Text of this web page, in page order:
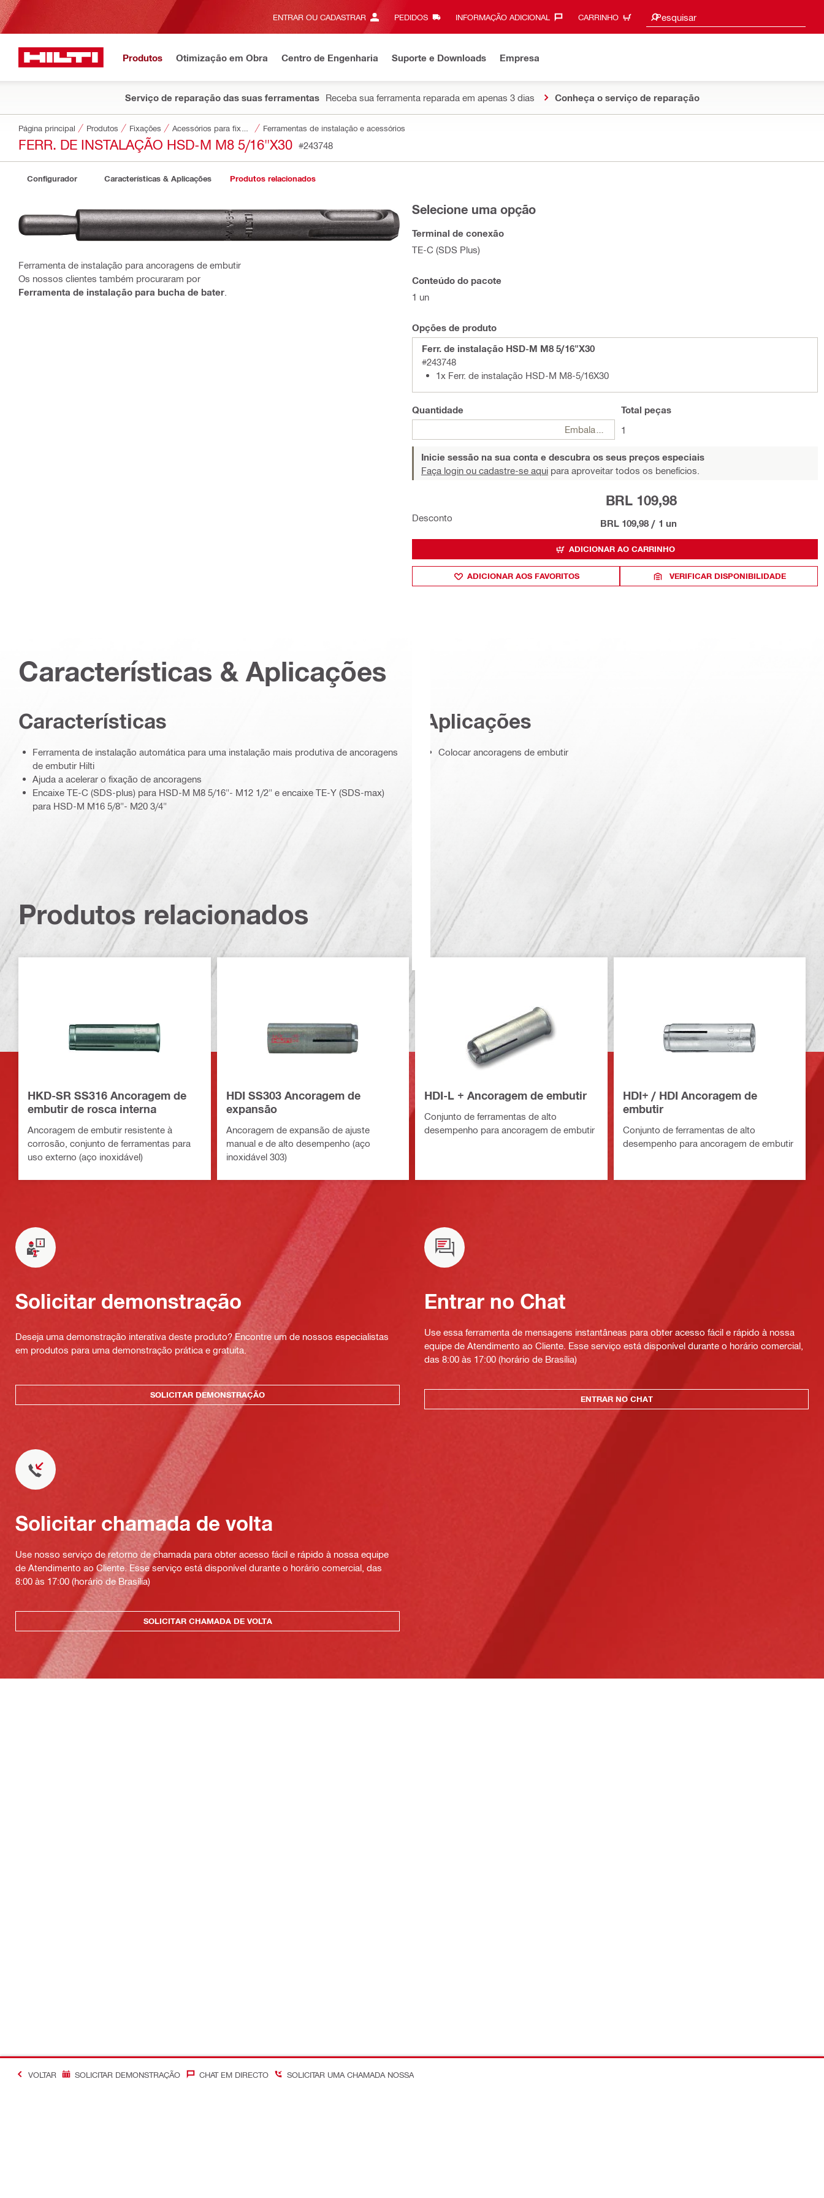
ENTRAR OU CADASTRAR PEDIDOS INFORMAÇÃO ADICIONAL‎ CARRINHO Pesquisar
Sugestões de pesquisa
Produtos Otimização em Obra Centro de Engenharia Suporte e Downloads Empresa
Serviço de reparação das suas ferramentas Receba sua ferramenta reparada em apenas 3 dias Conheça o serviço de reparação
Página principal Produtos Fixações Ferramentas de instalação e acessórios
FERR. DE INSTALAÇÃO HSD-M M8 5/16"X30 #243748
Configurador Características & Aplicações Produtos relacionados
Ferramenta de instalação para ancoragens de embutir
Os nossos clientes também procuraram por
Ferramenta de instalação para bucha de bater
Selecione uma opção
Terminal de conexão
TE-C (SDS Plus)
Conteúdo do pacote
1 un
Opções de produto
Ferr. de instalação HSD-M M8 5/16"X30
#243748
1x Ferr. de instalação HSD-M M8-5/16X30
Quantidade
Total peças
1
Inicie sessão na sua conta e descubra os seus preços especiais
Faça login ou cadastre-se aqui para aproveitar todos os benefícios.
Desconto
BRL 109,98
BRL 109,98 / 1 un
ADICIONAR AO CARRINHO
ADICIONAR AOS FAVORITOS VERIFICAR DISPONIBILIDADE
Características & Aplicações
Características
Ferramenta de instalação automática para uma instalação mais produtiva de ancoragens
de embutir Hilti
Ajuda a acelerar o fixação de ancoragens
Encaixe TE-C (SDS-plus) para HSD-M M8 5/16"- M12 1/2" e encaixe TE-Y (SDS-max)
para HSD-M M16 5/8"- M20 3/4"
Aplicações
Colocar ancoragens de embutir
Produtos relacionados
HKD-SR SS316 Ancoragem de
embutir de rosca interna
Ancoragem de embutir resistente à
corrosão, conjunto de ferramentas para
uso externo (aço inoxidável)
HDI SS303 Ancoragem de
expansão
Ancoragem de expansão de ajuste
manual e de alto desempenho (aço
inoxidável 303)
HDI-L + Ancoragem de embutir
Conjunto de ferramentas de alto
desempenho para ancoragem de embutir
HDI+ / HDI Ancoragem de
embutir
Conjunto de ferramentas de alto
desempenho para ancoragem de embutir
Solicitar demonstração
Deseja uma demonstração interativa deste produto? Encontre um de nossos especialistas
em produtos para uma demonstração prática e gratuita.
SOLICITAR DEMONSTRAÇÃO
Entrar no Chat
Use essa ferramenta de mensagens instantâneas para obter acesso fácil e rápido à nossa
equipe de Atendimento ao Cliente. Esse serviço está disponível durante o horário comercial,
das 8:00 às 17:00 (horário de Brasília)
ENTRAR NO CHAT
Solicitar chamada de volta
Use nosso serviço de retorno de chamada para obter acesso fácil e rápido à nossa equipe
de Atendimento ao Cliente. Esse serviço está disponível durante o horário comercial, das
8:00 às 17:00 (horário de Brasília)
SOLICITAR CHAMADA DE VOLTA
VOLTAR SOLICITAR DEMONSTRAÇÃO CHAT EM DIRECTO SOLICITAR UMA CHAMADA NOSSA